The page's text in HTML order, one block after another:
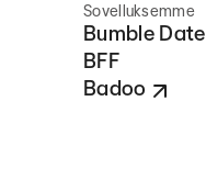
Sovelluksemme
Bumble Date
BFF
Badoo